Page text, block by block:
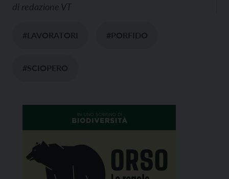
di redazione VT
#LAVORATORI #PORFIDO
#SCIOPERO